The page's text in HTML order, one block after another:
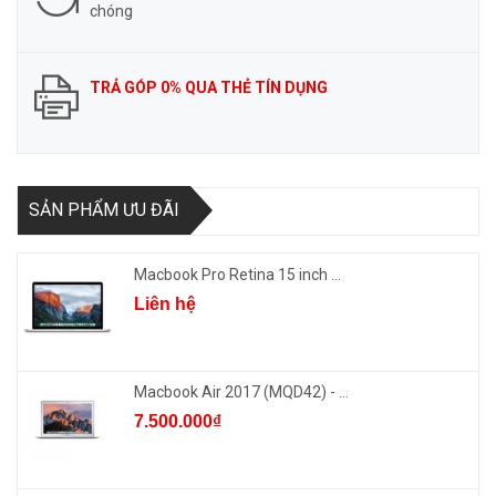
chóng
TRẢ GÓP 0% QUA THẺ TÍN DỤNG
SẢN PHẨM ƯU ĐÃI
Macbook Pro Retina 15 inch ...
Liên hệ
Macbook Air 2017 (MQD42) - ...
7.500.000₫